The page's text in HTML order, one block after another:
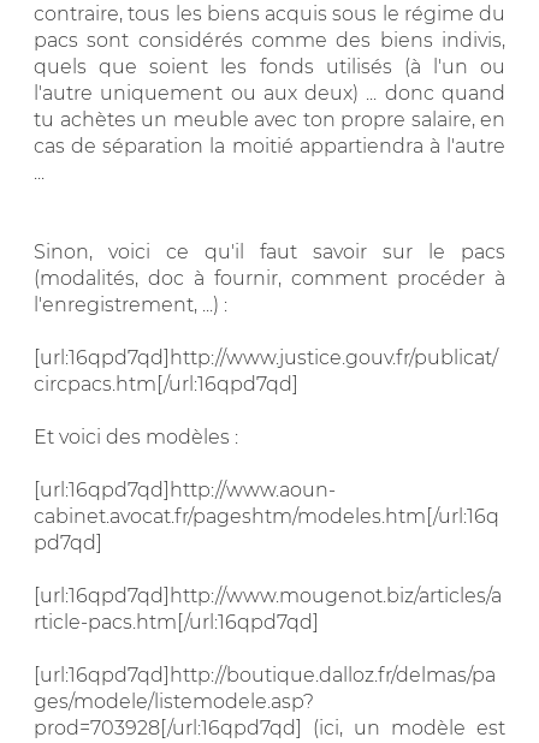
contraire, tous les biens acquis sous le régime du
pacs sont considérés comme des biens indivis,
quels que soient les fonds utilisés (à l'un ou
l'autre uniquement ou aux deux) ... donc quand
tu achètes un meuble avec ton propre salaire, en
cas de séparation la moitié appartiendra à l'autre
Sinon, voici ce qu'il faut savoir sur le pacs
(modalités, doc à fournir, comment procéder à
l'enregistrement, ...) :
[url:16qpd7qd]http://www.justice.gouv.fr/publicat/
circpacs.htm[/url:16qpd7qd]
Et voici des modèles :
[url:16qpd7qd]http://www.aoun-
cabinet.avocat.fr/pageshtm/modeles.htm[/url:16q
pd7qd]
[url:16qpd7qd]http://www.mougenot.biz/articles/a
rticle-pacs.htm[/url:16qpd7qd]
[url:16qpd7qd]http://boutique.dalloz.fr/delmas/pa
ges/modele/listemodele.asp?
prod=703928[/url:16qpd7qd] (ici, un modèle est